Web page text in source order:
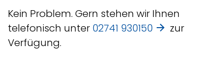
Kein Problem. Gern stehen wir Ihnen
telefonisch unter 02741 930150
zur
Verfügung.